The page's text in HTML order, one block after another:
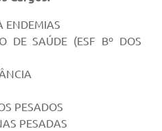
ENDEMIAS
DE SAÚDE (ESF Bº DOS
PESADOS
PESADAS